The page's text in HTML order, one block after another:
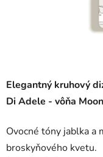
Elegantný kruhový
Di Adele - vôňa
Ovocné tóny jablka a
broskyňového kvetu.